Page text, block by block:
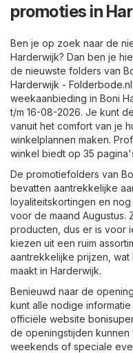
promoties in
Ben je op zoek naar de
Harderwijk? Dan ben je
de nieuwste folders van
Harderwijk - Folderbode.nl
weekaanbieding in Boni
t/m 16-08-2026. Je kunt
vanuit het comfort van je
winkelplannen maken.
winkel biedt op 35
De promotiefolders van
bevatten aantrekkelijke
loyaliteitskortingen en
voor de maand Augustus.
producten, dus er is voor
kiezen uit een ruim
aantrekkelijke prijzen,
maakt in Harderwijk.
Benieuwd naar de
kunt alle nodige
officiële website
de openingstijden
weekends of speciale